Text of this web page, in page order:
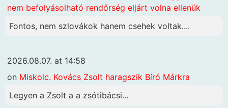
nem befolyásolható rendőrség eljárt volna ellenük
Fontos, nem szlovákok hanem csehek voltak....
2026.08.07. at 14:58
on Miskolc. Kovács Zsolt haragszik Bíró Márkra
Legyen a Zsolt a a zsótibácsi...